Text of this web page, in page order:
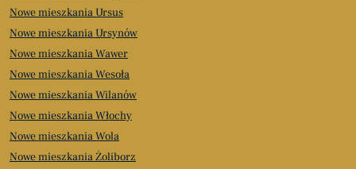
Nowe mieszkania Ursus
Nowe mieszkania Ursynów
Nowe mieszkania Wawer
Nowe mieszkania Wesoła
Nowe mieszkania Wilanów
Nowe mieszkania Włochy
Nowe mieszkania Wola
Nowe mieszkania Żoliborz